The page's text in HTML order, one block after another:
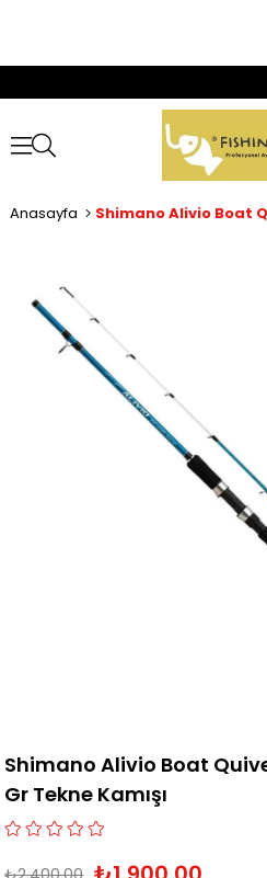
Anasayfa
Shimano Alivio Boat
Gr Tekne Kamışı